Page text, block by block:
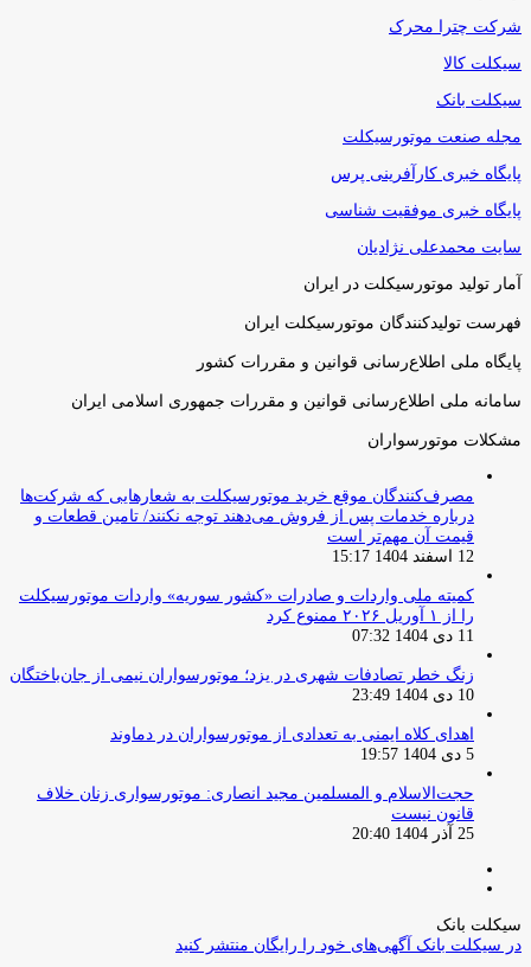
شرکت چترا محرک
سیکلت کالا
سیکلت بانک
مجله صنعت موتورسیکلت
پایگاه خبری کارآفرینی پرس
پایگاه خبری موفقیت شناسی
سایت محمدعلی نژادیان
آمار تولید موتورسیکلت در ایران
فهرست تولیدکنندگان موتورسیکلت ایران
پایگاه ملی اطلاع‌رسانی قوانین و مقررات کشور
سامانه ملی اطلاع‌رسانی قوانین و مقررات جمهوری اسلامی ایران
مشکلات موتورسواران
مصرف‌کنندگان موقع خرید موتورسیکلت به شعارهایی که شرکت‌ها
درباره خدمات پس از فروش می‌دهند توجه نکنند/ تامین قطعات و
قیمت آن مهم‌تر است
12 اسفند 1404 15:17
کمیته ملی واردات و صادرات «کشور سوریه» واردات موتورسیکلت
را از ۱ آوریل ۲۰۲۶ ممنوع کرد
11 دی 1404 07:32
زنگ خطر تصادفات شهری در یزد؛ موتورسواران نیمی از جان‌باختگان
10 دی 1404 23:49
اهدای کلاه ایمنی به تعدادی از موتورسواران در دماوند
5 دی 1404 19:57
حجت‌الاسلام و المسلمین مجید انصاری: موتورسواری زنان خلاف
قانون نیست
25 آذر 1404 20:40
سیکلت بانک
در سیکلت بانک آگهی‌های خود را رایگان منتشر کنید